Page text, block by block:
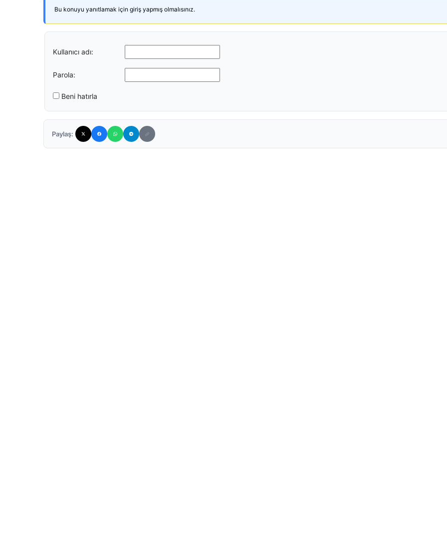
Bu konuyu yanıtlamak için giriş yapmış olmalısınız.
Kullanıcı adı:
Parola:
Beni hatırla
Paylaş: